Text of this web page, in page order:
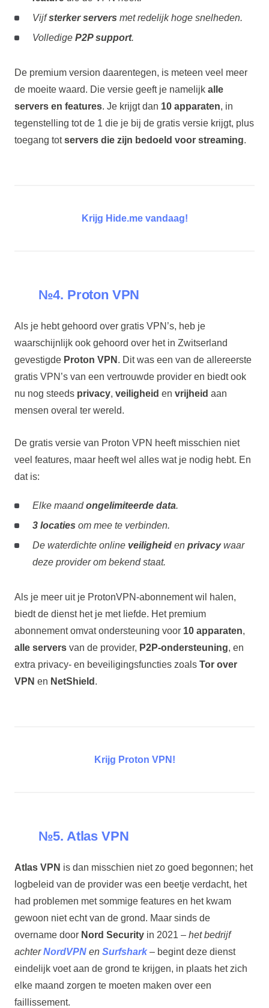
Vijfsterker servers met redelijk hoge snelheden.
Volledige P2P support.
De premium version daarentegen, is meteen veel meer
de moeite waard. Die versie geeft je namelijk alle
servers en features. Je krijgt dan 10 apparaten, in
tegenstelling tot de 1 die je bij de gratis versie krijgt, plus
toegang totservers die zijn bedoeld voor streaming.
Krijg Hide.me vandaag!
№4. Proton VPN
Als je hebt gehoord over gratis VPN’s, heb je
waarschijnlijk ook gehoord over het in Zwitserland
gevestigde Proton VPN . Dit was een van de allereerste
gratis VPN’s van een vertrouwde provider en biedt ook
nu nog steeds privacy, veiligheid en vrijheid aan
mensen overal ter wereld.
De gratis versie van Proton VPN heeft misschien niet
veel features, maar heeft wel alles wat je nodig hebt. En
dat is:
Elke maandongelimiteerde data.
3 locaties om mee te verbinden.
De waterdichte online veiligheiden privacywaar
deze provider om bekend staat.
Als je meer uit je ProtonVPN-abonnement wil halen,
biedt de dienst het je met liefde. Het premium
abonnement omvat ondersteuning voor 10 apparaten,
alle serversvan de provider, P2P-ondersteuning, en
extra privacy- en beveiligingsfuncties zoals Tor over
VPN en NetShield .
Krijg Proton VPN!
№5. Atlas VPN
Atlas VPN is dan misschien niet zo goed begonnen; het
logbeleid van de provider was een beetje verdacht, het
had problemen met sommige features en het kwam
gewoon niet echt van de grond. Maar sinds de
overname door Nord Securityin 2021 –het bedrijf
achterNordVPNen Surfshark– begint deze dienst
eindelijk voet aan de grond te krijgen, in plaats het zich
elke maand zorgen te moeten maken over een
faillissement.